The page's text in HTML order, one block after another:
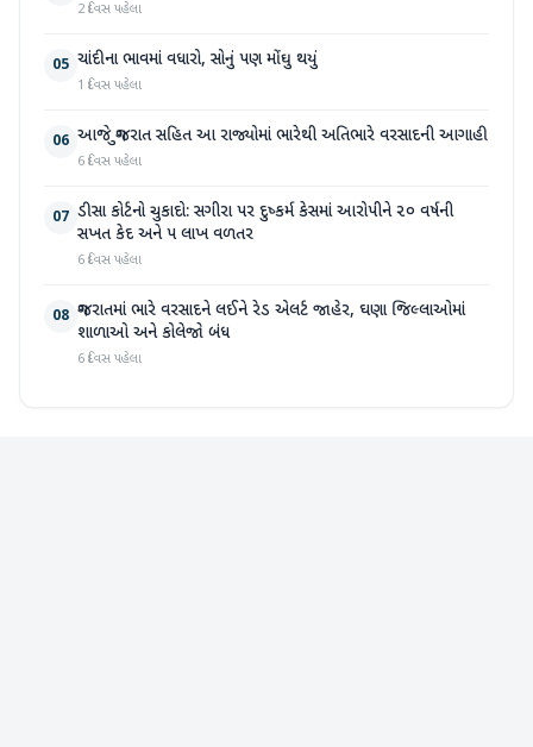
2 દિવસ પહેલા
05 ચાંદીના ભાવમાં વધારો, સોનું પણ મોંઘુ થયું
1 દિવસ પહેલા
06 આજે ગુજરાત સહિત આ રાજ્યોમાં ભારેથી અતિભારે વરસાદની આગાહી
6 દિવસ પહેલા
07 ડીસા કોર્ટનો ચુકાદો: સગીરા પર દુષ્કર્મ કેસમાં આરોપીને ૨૦ વર્ષની
સખત કેદ અને ૫ લાખ વળતર
6 દિવસ પહેલા
08 ગુજરાતમાં ભારે વરસાદને લઈને રેડ એલર્ટ જાહેર, ઘણા જિલ્લાઓમાં
શાળાઓ અને કોલેજો બંધ
6 દિવસ પહેલા